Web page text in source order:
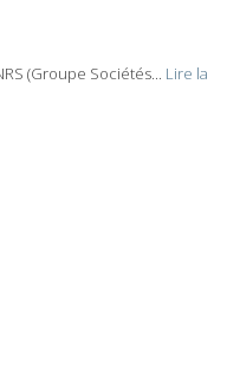
(Groupe Sociétés... Lire la